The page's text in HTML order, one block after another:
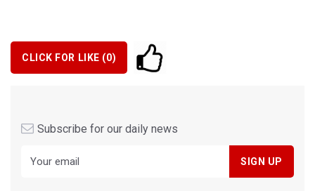
CLICK FOR LIKE (0)
Subscribe for our daily news